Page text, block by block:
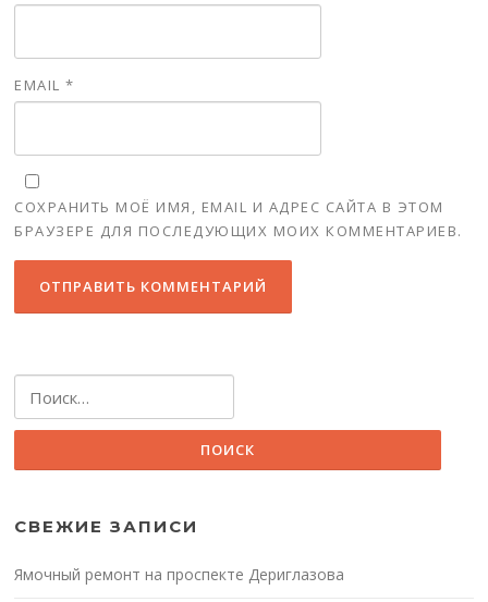
EMAIL*
СОХРАНИТЬ МОЁ ИМЯ, EMAIL И АДРЕС САЙТА В ЭТОМ
БРАУЗЕРЕ ДЛЯ ПОСЛЕДУЮЩИХ МОИХ КОММЕНТАРИЕВ.
СВЕЖИЕ ЗАПИСИ
Ямочный ремонт на проспекте Дериглазова